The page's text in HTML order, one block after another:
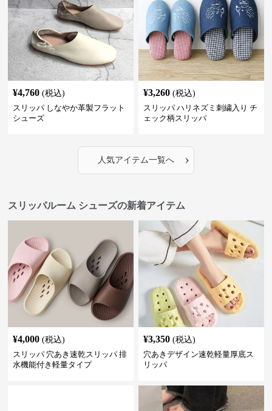
¥4,760 (税込)
スリッパ しなやか革製フラット
シューズ
¥3,260 (税込)
スリッパ ハリネズミ刺繍入り チ
ェック柄スリッパ
人気アイテム一覧へ ›
スリッパルーム シューズの新着アイテム
¥4,000 (税込)
スリッパ 穴あき速乾スリッパ 排
水機能付き軽量タイプ
¥3,350 (税込)
穴あきデザイン速乾軽量厚底ス
リッパ